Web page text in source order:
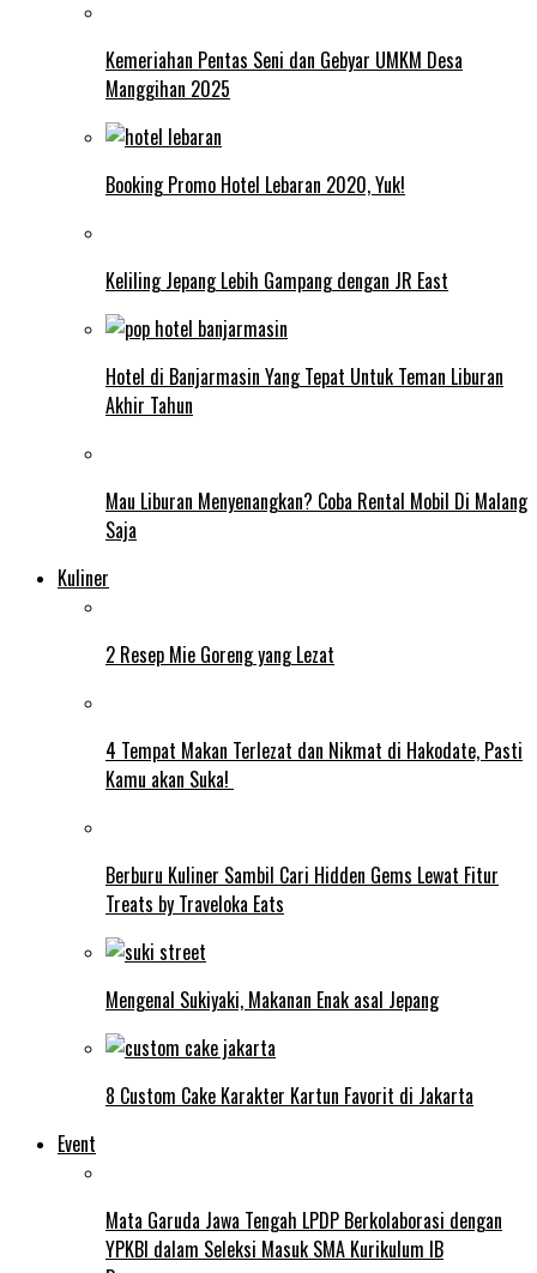
Kemeriahan Pentas Seni dan Gebyar UMKM Desa
Manggihan 2025
Booking Promo Hotel Lebaran 2020, Yuk!
Keliling Jepang Lebih Gampang dengan JR East
Hotel di Banjarmasin Yang Tepat Untuk Teman Liburan
Akhir Tahun
Mau Liburan Menyenangkan? Coba Rental Mobil Di Malang
Saja
Kuliner
2 Resep Mie Goreng yang Lezat
4 Tempat Makan Terlezat dan Nikmat di Hakodate, Pasti
Kamu akan Suka!
Berburu Kuliner Sambil Cari Hidden Gems Lewat Fitur
Treats by Traveloka Eats
Mengenal Sukiyaki, Makanan Enak asal Jepang
8 Custom Cake Karakter Kartun Favorit di Jakarta
Event
Mata Garuda Jawa Tengah LPDP Berkolaborasi dengan
YPKBI dalam Seleksi Masuk SMA Kurikulum IB